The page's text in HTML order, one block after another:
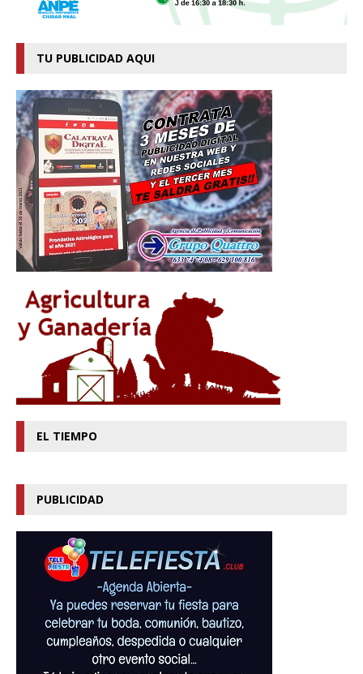
TU PUBLICIDAD AQUI
EL TIEMPO
PUBLICIDAD